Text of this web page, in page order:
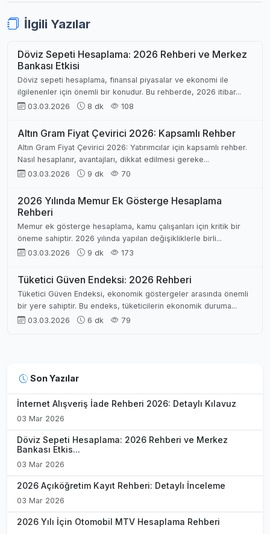
İlgili Yazılar
Döviz Sepeti Hesaplama: 2026 Rehberi ve Merkez
Bankası Etkisi
Döviz sepeti hesaplama, finansal piyasalar ve ekonomi ile
ilgilenenler için önemli bir konudur. Bu rehberde, 2026 itibar...
03.03.2026
8 dk 108
Altın Gram Fiyat Çevirici 2026: Kapsamlı Rehber
Altın Gram Fiyat Çevirici 2026: Yatırımcılar için kapsamlı rehber.
Nasıl hesaplanır, avantajları, dikkat edilmesi gereke...
03.03.2026
9 dk 70
2026 Yılında Memur Ek Gösterge Hesaplama
Rehberi
Memur ek gösterge hesaplama, kamu çalışanları için kritik bir
öneme sahiptir. 2026 yılında yapılan değişikliklerle birli...
03.03.2026
9 dk 173
Tüketici Güven Endeksi: 2026 Rehberi
Tüketici Güven Endeksi, ekonomik göstergeler arasında önemli
bir yere sahiptir. Bu endeks, tüketicilerin ekonomik duruma...
03.03.2026
6 dk 79
Son Yazılar
İnternet Alışveriş İade Rehberi 2026: Detaylı Kılavuz
03 Mar 2026
Döviz Sepeti Hesaplama: 2026 Rehberi ve Merkez
Bankası Etkis...
03 Mar 2026
2026 Açıköğretim Kayıt Rehberi: Detaylı İnceleme
03 Mar 2026
2026 Yılı İçin Otomobil MTV Hesaplama Rehberi